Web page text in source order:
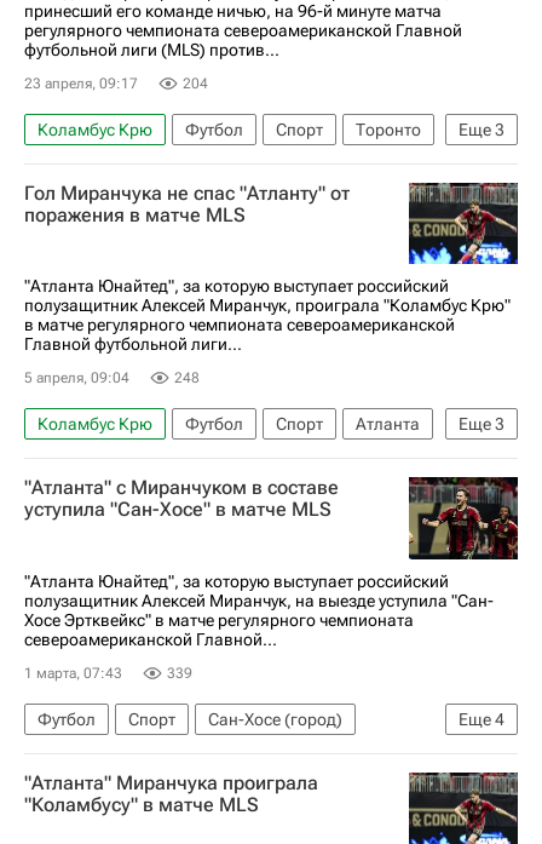
принесший его команде ничью, на 96-й минуте матча
регулярного чемпионата североамериканской Главной
футбольной лиги (MLS) против...
23 апреля, 09:17 204
Еще3
Коламбус Крю Футбол Спорт
Торонто
Торонто
Филадельфия Юнион
Major League Soccer 2025
Гол Миранчука не спас "Атланту" от
поражения в матче MLS
"Атланта Юнайтед", за которую выступает российский
полузащитник Алексей Миранчук, проиграла "Коламбус Крю"
в матче регулярного чемпионата североамериканской
Главной футбольной лиги...
5 апреля, 09:04 248
Еще3
Коламбус Крю Футбол Спорт
Атланта
Алексей Миранчук
Major League Soccer 2025
Атланта Юнайтед
"Атланта" с Миранчуком в составе
уступила "Сан-Хосе" в матче MLS
"Атланта Юнайтед", за которую выступает российский
полузащитник Алексей Миранчук, на выезде уступила "Сан-
Хосе Эртквейкс" в матче регулярного чемпионата
североамериканской Главной...
1 марта, 07:43 339
Еще4
Футбол Спорт
Сан-Хосе (город)
Алексей Миранчук
Магомед-Шапи Сулейманов
"Атланта" Миранчука проиграла
"Коламбусу" в матче MLS